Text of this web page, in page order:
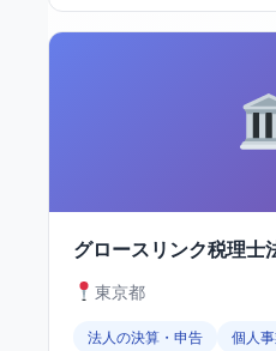
グロースリンク税理
東京都
法人の決算・申告
個人